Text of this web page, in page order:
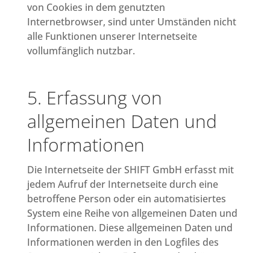
von Cookies in dem genutzten
Internetbrowser, sind unter Umständen nicht
alle Funktionen unserer Internetseite
vollumfänglich nutzbar.
5. Erfassung von
allgemeinen Daten und
Informationen
Die Internetseite der SHIFT GmbH erfasst mit
jedem Aufruf der Internetseite durch eine
betroffene Person oder ein automatisiertes
System eine Reihe von allgemeinen Daten und
Informationen. Diese allgemeinen Daten und
Informationen werden in den Logfiles des